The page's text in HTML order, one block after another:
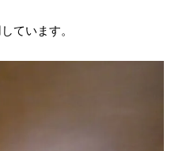
ています。